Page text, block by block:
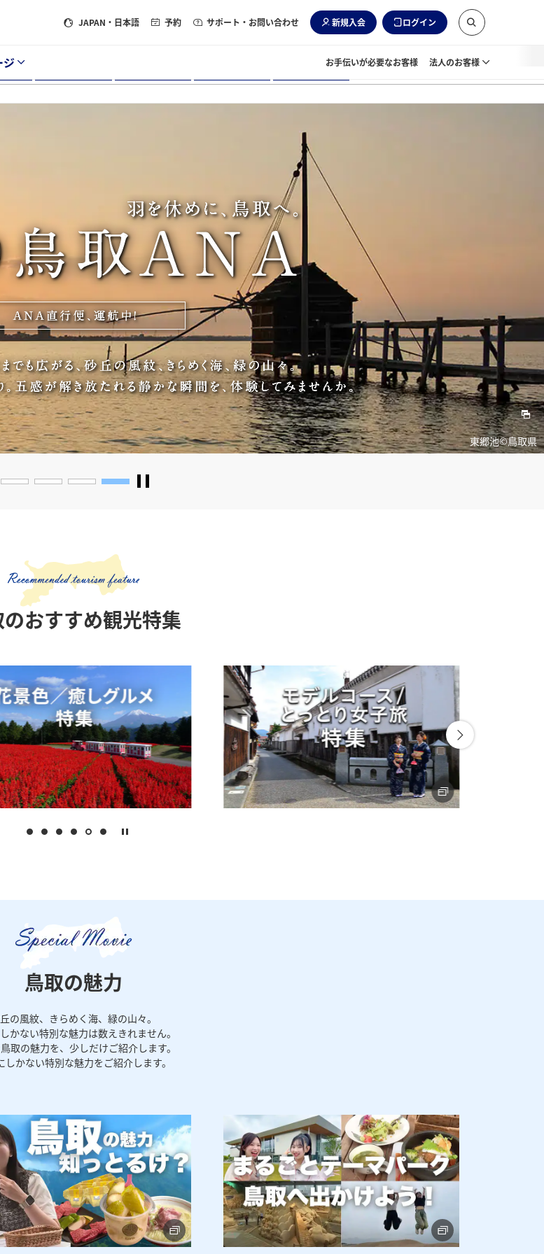
JAPAN ・日本語 予約 サポート・お問い合わせ 新規入会 ログイン
ジ お手伝いが必要なお客様 法人のお客様
とっとり花回廊©鳥取県
鳥取砂丘©鳥取県
浦富海岸©鳥取県
東郷池©鳥取県
のおすすめ観光特集
鳥取の魅力
の風紋、きらめく海、緑の山々。
かない特別な魅力は数えきれません。
取の魅力を、少しだけご紹介します。
しかない特別な魅力をご紹介します。